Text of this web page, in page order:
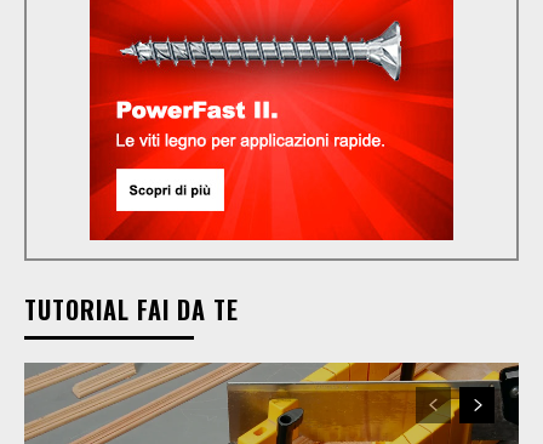
TUTORIAL FAI DA TE